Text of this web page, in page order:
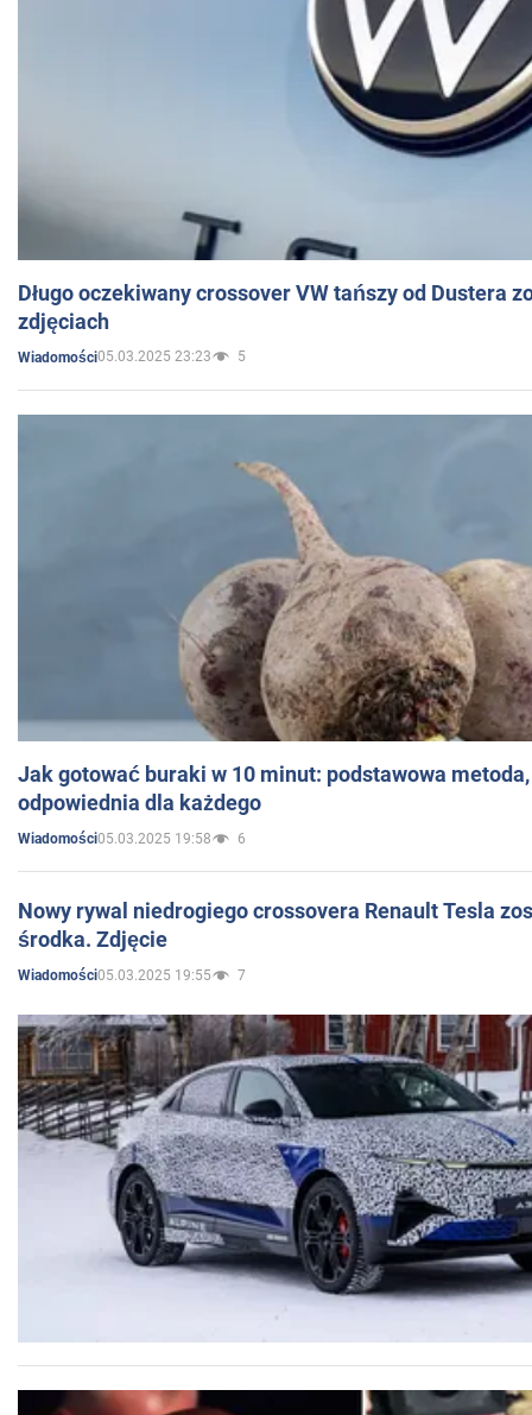
Długo oczekiwany crossover VW tańszy od Dustera
zdjęciach
Wiadomości05.03.2025 23:23 5
Jak gotować buraki w 10 minut: podstawowa
odpowiednia dla każdego
Wiadomości05.03.2025 19:58 6
Nowy rywal niedrogiego crossovera Renault Tesla
środka. Zdjęcie
Wiadomości05.03.2025 19:55 7